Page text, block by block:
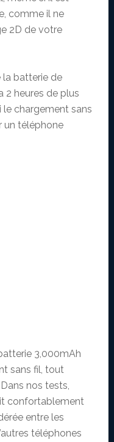
comme il ne
2D de votre
la batterie de
2 heures de plus
le chargement sans
un téléphone
3,000mAh
sans fil, tout
nos tests,
confortablement
entre les
téléphones